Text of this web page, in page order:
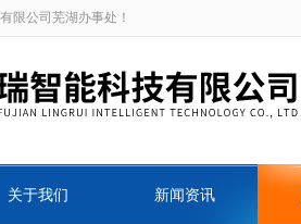
限公司芜湖办事处！
关于我们 新闻资讯